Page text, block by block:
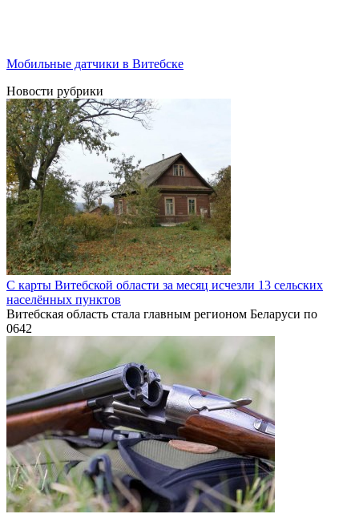
Мобильные датчики в Витебске
Новости рубрики
С карты Витебской области за месяц исчезли 13 сельских
населённых пунктов
Витебская область стала главным регионом Беларуси по
0642